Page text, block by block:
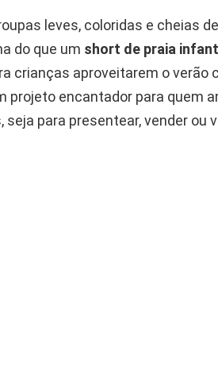
leves, coloridas e cheias
do que um short de praia
crianças aproveitarem o verão
projeto encantador para quem
para presentear, vender ou